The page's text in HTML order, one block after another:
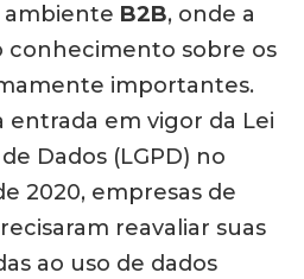
B2B, onde a
conhecimento sobre os
importantes.
entrada em vigor da Lei
Dados (LGPD) no
2020, empresas de
reavaliar suas
ao uso de dados